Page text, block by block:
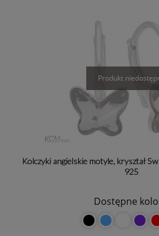
Kolczyki angielskie motyle, kryształ
925
Dostępne